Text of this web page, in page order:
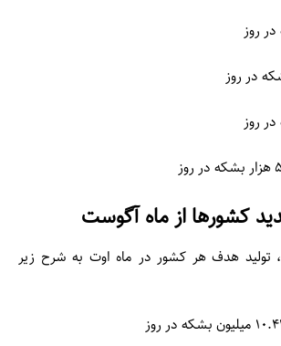
کشورها از ماه آگوست
تولید هدف هر کشور در ماه اوت به شرح زیر